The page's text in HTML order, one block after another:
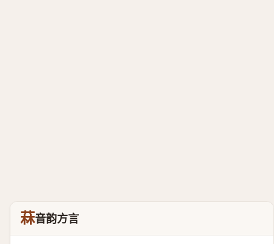
菻音韵方言